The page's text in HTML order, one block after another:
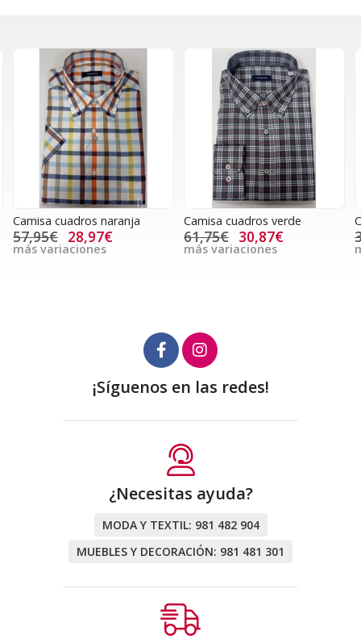
Camisa cuadros naranja
57,95€ 28,97€
más variaciones
Camisa cuadros verde
61,75€ 30,87€
más variaciones
¡Síguenos en las redes!
¿Necesitas ayuda?
MODA Y TEXTIL: 981 482 904
MUEBLES Y DECORACIÓN: 981 481 301